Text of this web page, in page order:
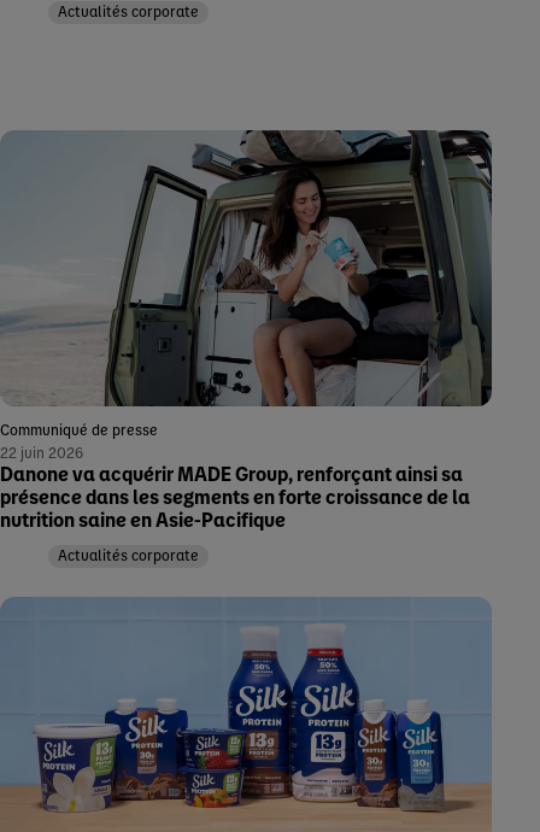
Actualités corporate
Communiqué de presse
22 juin 2026
Danone va acquérir MADE Group, renforçant ainsi sa
présence dans les segments en forte croissance de la
nutrition saine en Asie-Pacifique
Actualités corporate